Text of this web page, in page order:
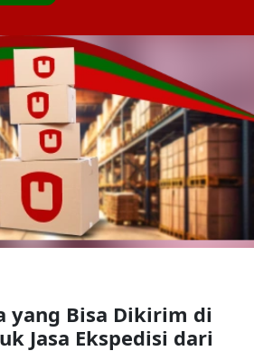
yang Bisa Dikirim di
Jasa Ekspedisi dari